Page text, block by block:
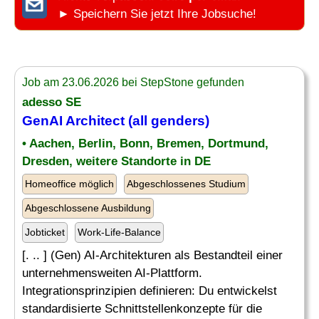
► Speichern Sie jetzt Ihre Jobsuche!
Job am 23.06.2026 bei StepStone gefunden
adesso SE
GenAI Architect (all genders)
• Aachen, Berlin, Bonn, Bremen, Dortmund,
Dresden, weitere Standorte in DE
Homeoffice möglich Abgeschlossenes Studium
Abgeschlossene Ausbildung
Jobticket Work-Life-Balance
[. .. ] (Gen) AI-Architekturen als Bestandteil einer
unternehmensweiten AI-Plattform.
Integrationsprinzipien definieren: Du entwickelst
standardisierte Schnittstellenkonzepte für die